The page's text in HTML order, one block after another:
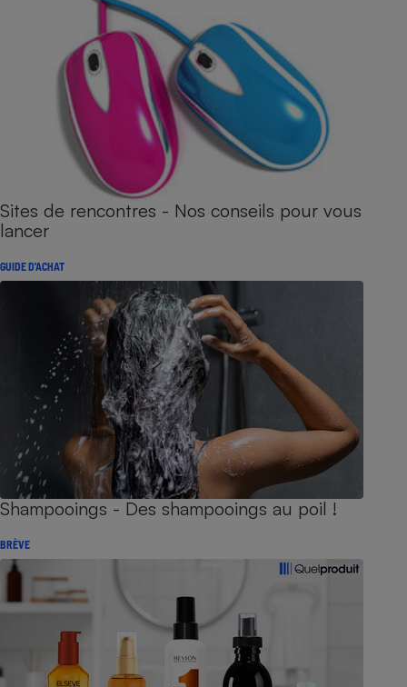
Sites de rencontres - Nos conseils pour vous
lancer
GUIDE D'ACHAT
Shampooings - Des shampooings au poil !
BRÈVE